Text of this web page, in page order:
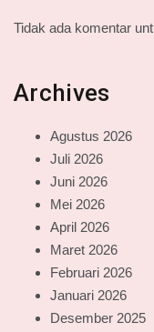
Tidak ada komentar
Archives
Agustus 2026
Juli 2026
Juni 2026
Mei 2026
April 2026
Maret 2026
Februari 2026
Januari 2026
Desember 2025